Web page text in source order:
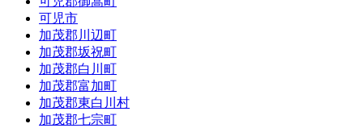
可児市
加茂郡川辺町
加茂郡坂祝町
加茂郡白川町
加茂郡富加町
加茂郡東白川村
加茂郡七宗町